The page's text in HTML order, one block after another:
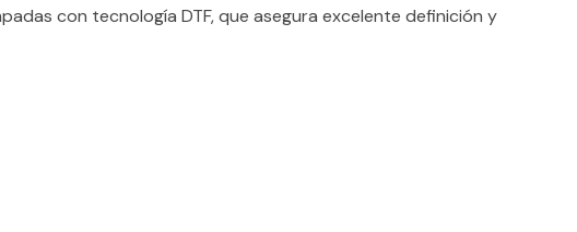
con tecnología DTF, que asegura excelente definición y